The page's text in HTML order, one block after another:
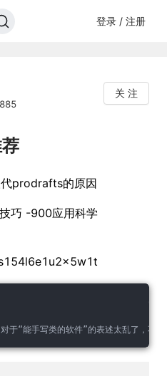
登录 / 注册
关 注
prodrafts的原因
巧 -900应用科学
“能手写类的软件”的表述太乱了，不应